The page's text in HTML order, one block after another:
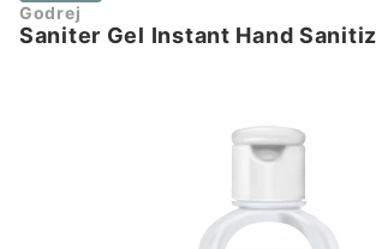
Godrej
Saniter Gel Instant Hand